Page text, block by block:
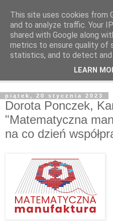
piątek, 20 stycznia 2023
Dorota Ponczek,
"Matematyczna
na co dzień
This site uses cookies from
and to analyze traffic. Your
shared with Google along
metrics to ensure quality of
statistics, and to detect and
LEARN